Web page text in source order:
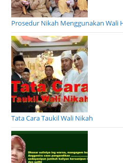
Prosedur Nikah Menggunakan Wali
Tata Cara Taukil Wali Nikah